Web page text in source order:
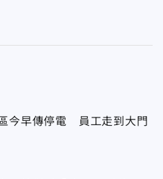
今早傳停電 員工走到大門